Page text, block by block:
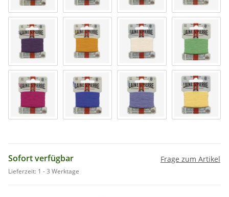
Sofort verfügbar
Lieferzeit: 1 - 3 Werktage
Frage zum Artikel